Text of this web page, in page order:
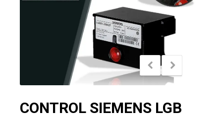
CONTROL SIEMENS LGB